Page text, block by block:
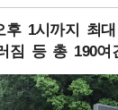
1시까지 최
짐 등 총 190여